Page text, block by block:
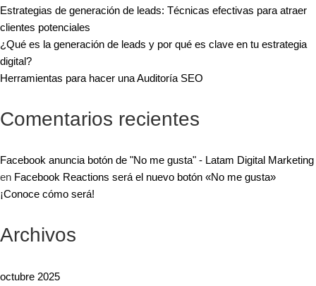
Estrategias de generación de leads: Técnicas efectivas para atraer
clientes potenciales
¿Qué es la generación de leads y por qué es clave en tu estrategia
digital?
Herramientas para hacer una Auditoría SEO
Comentarios recientes
Facebook anuncia botón de "No me gusta" - Latam Digital Marketing
en Facebook Reactions será el nuevo botón «No me gusta»
¡Conoce cómo será!
Archivos
octubre 2025